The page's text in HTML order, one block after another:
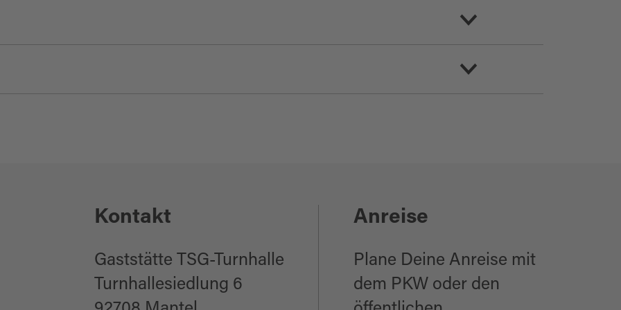
295
Kontakt
Gaststätte TSG-Turnhalle
Turnhallesiedlung 6
Anreise
Plane Deine Anreise mit
dem PKW oder den